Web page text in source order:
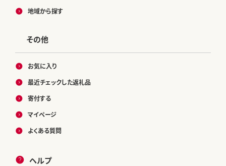
地域から探す
その他
お気に入り
最近チェックした返礼品
寄付する
マイページ
よくある質問
ヘルプ